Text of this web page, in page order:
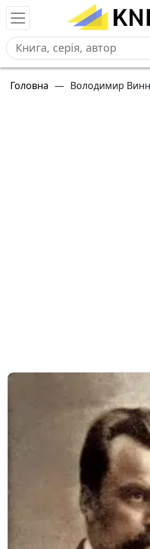
Головна — Володимир